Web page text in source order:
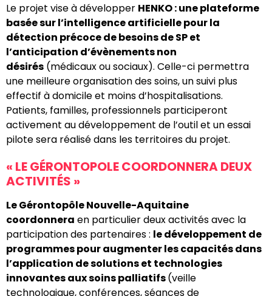
Le projet vise à développer HENKO : une plateforme
basée sur l’intelligence artificielle pour la
détection précoce de besoins de SP et
l’anticipation d’évènements non
désirés (médicaux ou sociaux). Celle-ci permettra
une meilleure organisation des soins, un suivi plus
effectif à domicile et moins d’hospitalisations.
Patients, familles, professionnels participeront
activement au développement de l’outil et un essai
pilote sera réalisé dans les territoires du projet.
« LE GÉRONTOPOLE COORDONNERA DEUX
ACTIVITÉS »
Le Gérontopôle Nouvelle-Aquitaine
coordonnera en particulier deux activités avec la
participation des partenaires : le développement de
programmes pour augmenter les capacités dans
l’application de solutions et technologies
innovantes aux soins palliatifs(veille
technologique, conférences, séances de